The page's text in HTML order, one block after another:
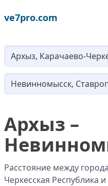
ve7pro.com
Архыз –
Расстояние между
Черкесская Республика